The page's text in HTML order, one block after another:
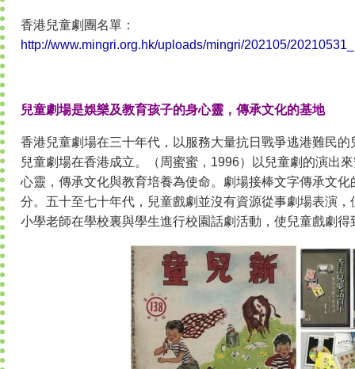
香港兒童劇團名單：
http://www.mingri.org.hk/uploads/mingri/202105/
兒童劇場是娛樂及教育孩子的身心靈，傳承文化的基地
香港兒童劇場在三十年代，以服務大量抗日戰爭逃港難民
兒童劇場在香港成立。（周蜜蜜，1996）以兒童劇的演出
心靈，傳承文化與教育培養為使命。劇場接棒文字傳承文
分。五十至七十年代，兒童戲劇並沒有資源從事劇場表演
小學老師在學校裏與學生進行校園話劇活動，使兒童戲劇得